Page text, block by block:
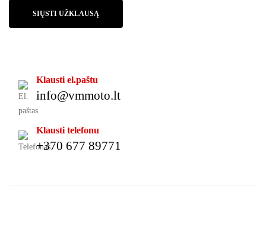
SIŲSTI UŽKLAUSĄ
Klausti el.paštu
info@vmmoto.lt
Klausti telefonu
+370 677 89771